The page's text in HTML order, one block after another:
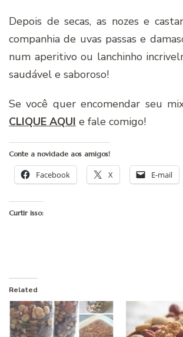
Depois de secas, as nozes e
companhia de uvas passas e
num aperitivo ou lanchinho
saudável e saboroso!
Se você quer encomendar seu
CLIQUE AQUI e fale comigo!
Conte a novidade aos amigos!
Facebook X E-mail
Curtir isso:
Related